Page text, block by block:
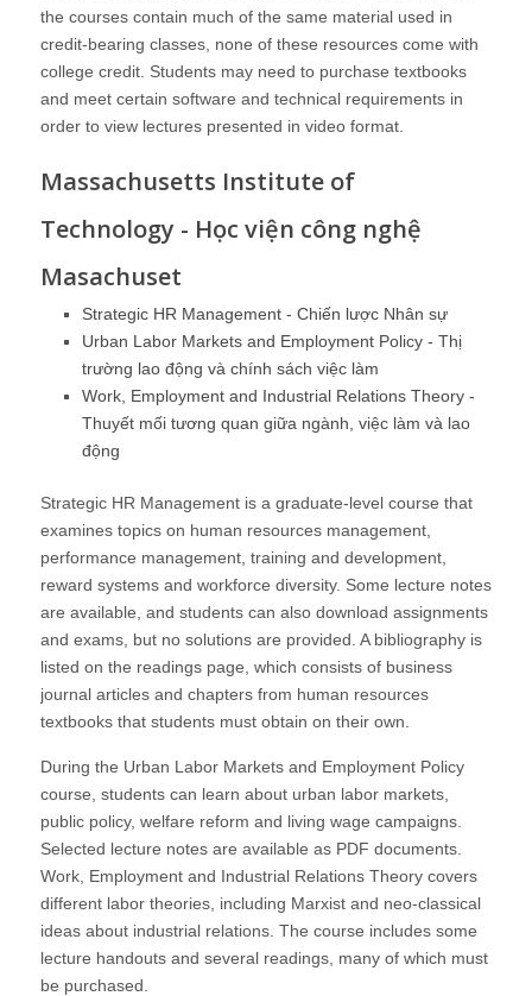
the courses contain much of the same material used in
credit-bearing classes, none of these resources come with
college credit. Students may need to purchase textbooks
and meet certain software and technical requirements in
order to view lectures presented in video format.
Massachusetts Institute of
Technology - Học viện công nghệ
Masachuset
Strategic HR Management - Chiến lược Nhân sự
Urban Labor Markets and Employment Policy - Thị
trường lao động và chính sách việc làm
Work, Employment and Industrial Relations Theory -
Thuyết mối tương quan giữa ngành, việc làm và lao
động
Strategic HR Management is a graduate-level course that
examines topics on human resources management,
performance management, training and development,
reward systems and workforce diversity. Some lecture notes
are available, and students can also download assignments
and exams, but no solutions are provided. A bibliography is
listed on the readings page, which consists of business
journal articles and chapters from human resources
textbooks that students must obtain on their own.
During the Urban Labor Markets and Employment Policy
course, students can learn about urban labor markets,
public policy, welfare reform and living wage campaigns.
Selected lecture notes are available as PDF documents.
Work, Employment and Industrial Relations Theory covers
different labor theories, including Marxist and neo-classical
ideas about industrial relations. The course includes some
lecture handouts and several readings, many of which must
be purchased.